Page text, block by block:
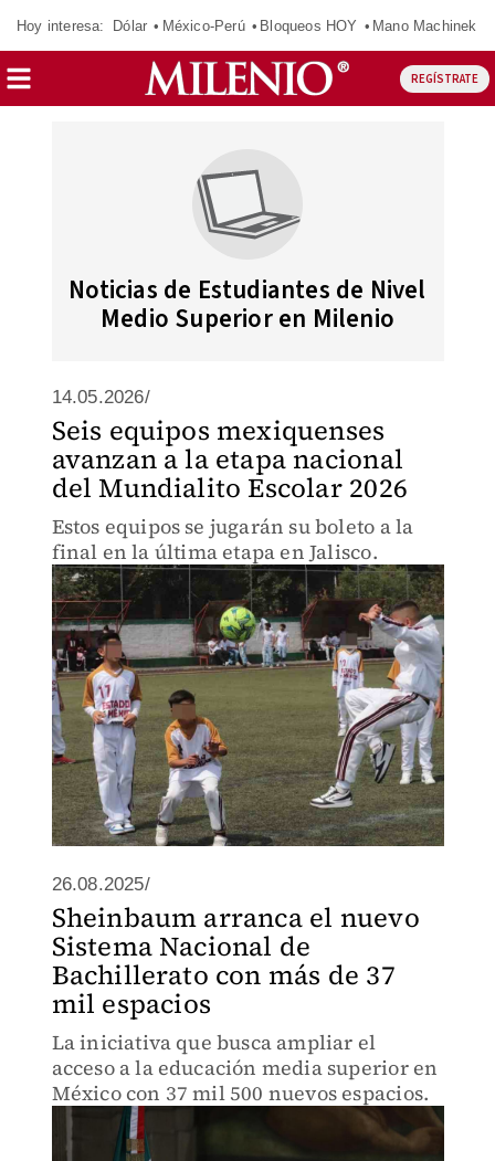
Hoy interesa: Dólar México-Perú Bloqueos HOY Mano Machinek
REGÍSTRATE
Noticias de Estudiantes de Nivel
Medio Superior en Milenio
14.05.2026/
Seis equipos mexiquenses
avanzan a la etapa nacional
del Mundialito Escolar 2026
Estos equipos se jugarán su boleto a la
final en la última etapa en Jalisco.
26.08.2025/
Sheinbaum arranca el nuevo
Sistema Nacional de
Bachillerato con más de 37
mil espacios
La iniciativa que busca ampliar el
acceso a la educación media superior en
México con 37 mil 500 nuevos espacios.